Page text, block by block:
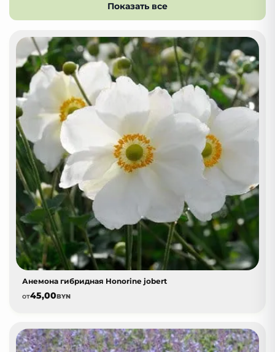
Показать все
Анемона гибридная Honorine jobert
от45,00BYN